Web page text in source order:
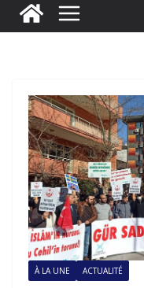
À LA UNE ACTUALITÉ